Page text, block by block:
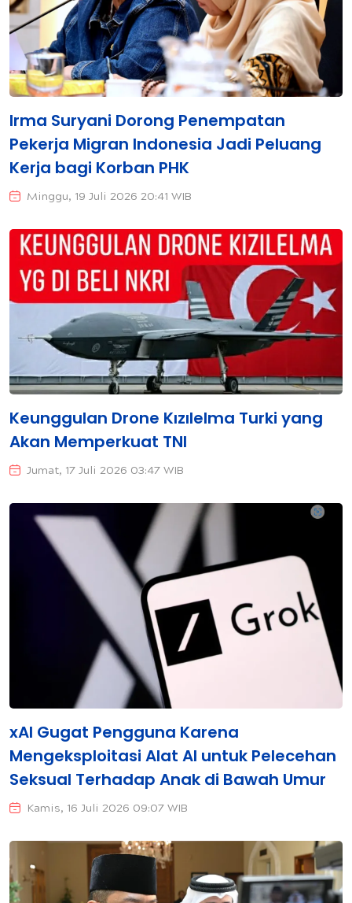
Irma Suryani Dorong Penempatan
Pekerja Migran Indonesia Jadi Peluang
Kerja bagi Korban PHK
Minggu, 19 Juli 2026 20:41 WIB
Keunggulan Drone Kızılelma Turki yang
Akan Memperkuat TNI
Jumat, 17 Juli 2026 03:47 WIB
xAI Gugat Pengguna Karena
Mengeksploitasi Alat AI untuk Pelecehan
Seksual Terhadap Anak di Bawah Umur
Kamis, 16 Juli 2026 09:07 WIB